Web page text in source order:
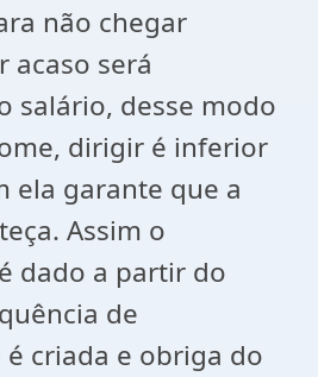
não chegar
acaso será
salário, desse modo
dirigir é inferior
ela garante que a
Assim o
dado a partir do
de
criada e obriga do